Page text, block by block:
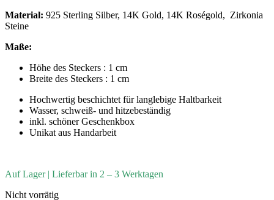
Material: 925 Sterling Silber, 14K Gold, 14K Roségold, Zirkonia
Steine
Maße:
Höhe des Steckers : 1 cm
Breite des Steckers : 1 cm
Hochwertig beschichtet für langlebige Haltbarkeit
Wasser, schweiß- und hitzebeständig
inkl. schöner Geschenkbox
Unikat aus Handarbeit
Auf Lager | Lieferbar in 2 – 3 Werktagen
Nicht vorrätig